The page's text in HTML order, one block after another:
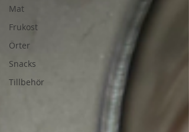
Mat
Frukost
Örter
Snacks
Tillbehör